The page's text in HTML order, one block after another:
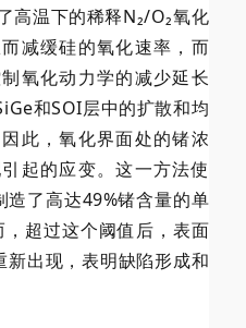
高温下的稀释N₂/O₂氧化
减缓硅的氧化速率，而
氧化动力学的减少延长
和SOI层中的扩散和均
此，氧化界面处的锗浓
起的应变。这一方法使
了高达49%锗含量的单
超过这个阈值后，表面
新出现，表明缺陷形成和